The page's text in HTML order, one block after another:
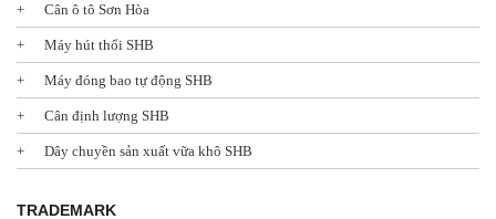
Cân ô tô Sơn Hòa
Máy hút thổi SHB
Máy đóng bao tự động SHB
Cân định lượng SHB
Dây chuyền sản xuất vữa khô SHB
TRADEMARK